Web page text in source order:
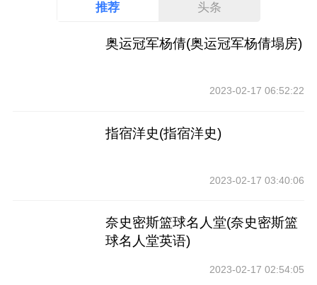
推荐 头条
奥运冠军杨倩(奥运冠军杨倩塌房)
2023-02-17 06:52:22
指宿洋史(指宿洋史)
2023-02-17 03:40:06
奈史密斯篮球名人堂(奈史密斯篮
球名人堂英语)
2023-02-17 02:54:05